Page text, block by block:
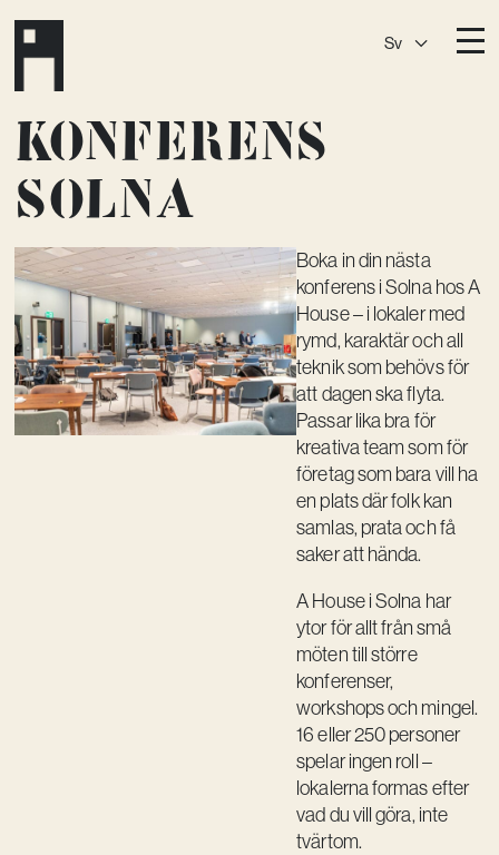
Sv
A HouseÖstermalm
A House Slaktis
A HouseSlussen
A HouseSickla
A HouseHagastaden
Medlemskap
Event­lokaler
Konferens
Solna
Boka in din nästa
konferens i Solna hos A
House – i lokaler med
rymd, karaktär och all
teknik som behövs för
att dagen ska flyta.
Passar lika bra för
kreativa team som för
företag som bara vill ha
en plats där folk kan
samlas, prata och få
saker att hända.
A House i Solna har
ytor för allt från små
möten till större
konferenser,
workshops och mingel.
16 eller 250 personer
spelar ingen roll –
lokalerna formas efter
vad du vill göra, inte
tvärtom.